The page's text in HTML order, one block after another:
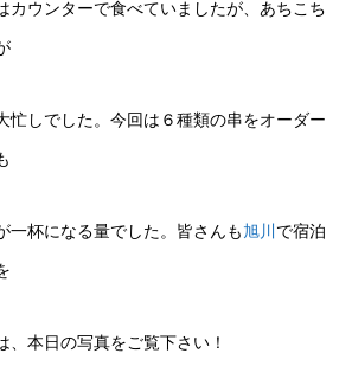
カウンターで食べていましたが、あちこち
忙しでした。今回は６種類の串をオーダー
一杯になる量でした。皆さんも旭川 で宿泊
、本日の写真をご覧下さい！